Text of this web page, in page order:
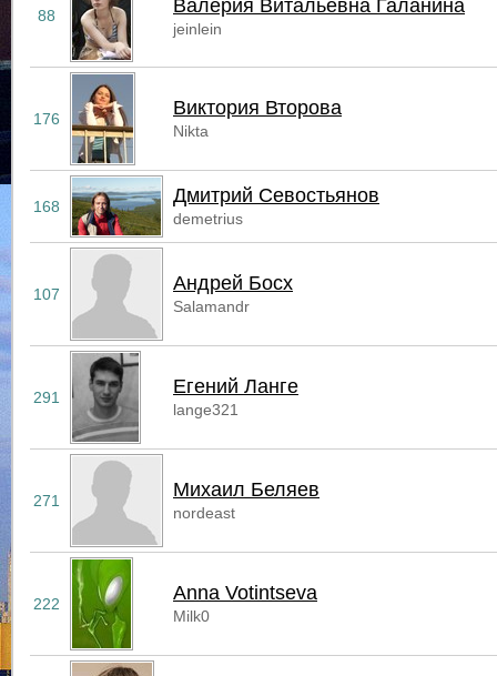
88 Валерия Витальевна Галанина
jeinlein
176 Виктория Второва
Nikta
168 Дмитрий Севостьянов
demetrius
107 Андрей Босх
Salamandr
291 Егений Ланге
lange321
271 Михаил Беляев
nordeast
222 Anna Votintseva
Milk0